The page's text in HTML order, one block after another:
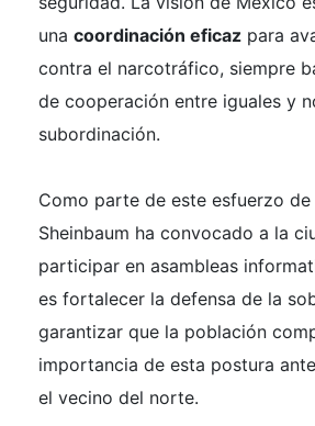
una coordinación eficaz para
contra el narcotráfico, siempre
de cooperación entre iguales y
subordinación.
Como parte de este esfuerzo
Sheinbaum ha convocado a la
participar en asambleas
es fortalecer la defensa de la
garantizar que la población
importancia de esta postura
el vecino del norte.